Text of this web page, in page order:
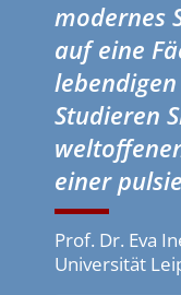
modernes
auf eine
Studieren
einer
Prof. Dr. Eva
Universität